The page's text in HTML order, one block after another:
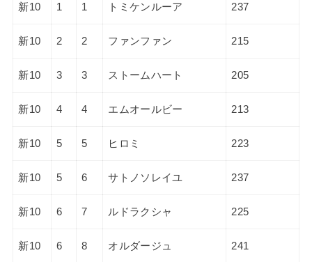
新10 1 1 トミケンルーア 237
新10 2 2 ファンファン 215
新10 3 3 ストームハート 205
新10 4 4 エムオールビー 213
新10 5 5 ヒロミ 223
新10 5 6 サトノソレイユ 237
新10 6 7 ルドラクシャ 225
新10 6 8 オルダージュ 241